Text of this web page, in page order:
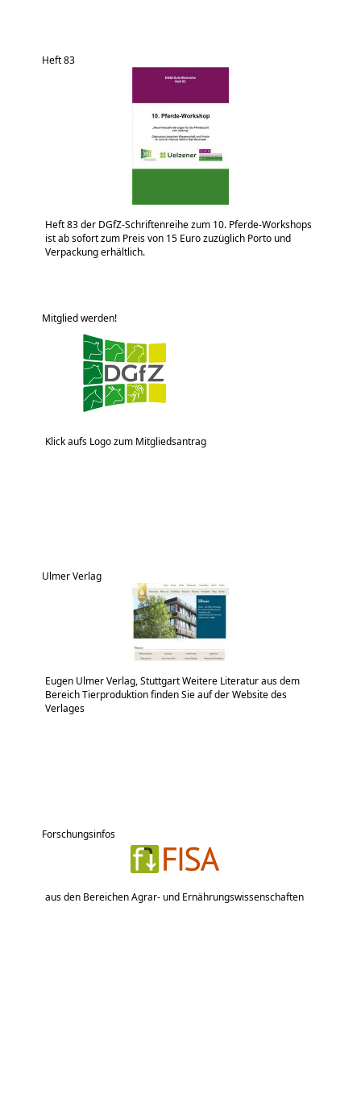
Heft 83
Heft 83 der DGfZ-Schriftenreihe zum 10. Pferde-Workshops
ist ab sofort zum Preis von 15 Euro zuzüglich Porto und
Verpackung erhältlich.
Mitglied werden!
Klick aufs Logo zum Mitgliedsantrag
Ulmer Verlag
Eugen Ulmer Verlag, Stuttgart Weitere Literatur aus dem
Bereich Tierproduktion finden Sie auf der Website des
Verlages
Forschungsinfos
aus den Bereichen Agrar- und Ernährungswissenschaften